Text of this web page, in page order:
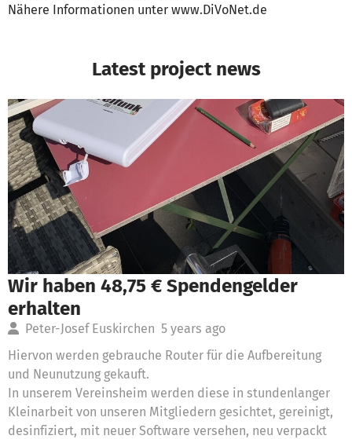
Nähere Informationen unter www.DiVoNet.de
Latest project news
Wir haben 48,75 € Spendengelder
erhalten
Peter-Josef Euskirchen 5 years ago
Hiervon werden gebrauche Router für die Aufbereitung
und Neunutzung gekauft.
In unserem Vereinsheim werden diese in stundenlanger
Kleinarbeit von unseren Mitgliedern gesichtet, gereinigt,
desinfiziert, mit neuer Software versehen, neu verpackt